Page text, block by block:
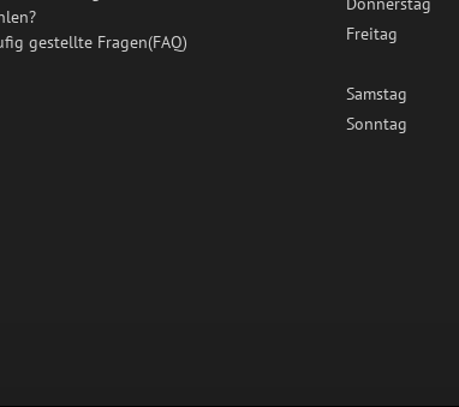
gestellte Fragen(FAQ)
Freitag
Samstag
Sonntag